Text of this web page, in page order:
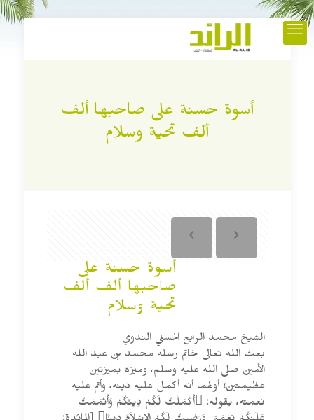
أسوة حسنة على صاحبها ألف
ألف تحية وسلام
أسوة حسنة على
صاحبها ألف ألف
تحية وسلام
الشيخ محمد الرابع الحسني الندوي
بعث الله تعالى خاتم رسله محمد بن عبد الله
الأمين صلى الله عليه وسلم، وميزه بميزتين
عظيمتين؛ أولهما أنه أكمل عليه دينه، وأتم عليه
نعمته، بقوله: أَكْمَلْتُ لَكُمْ دِينَكُمْ وَأَتْمَمْتُ